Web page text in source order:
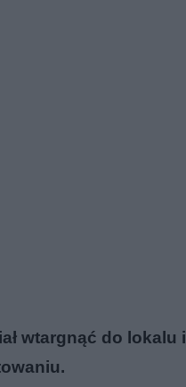
wtargnąć do lokalu i